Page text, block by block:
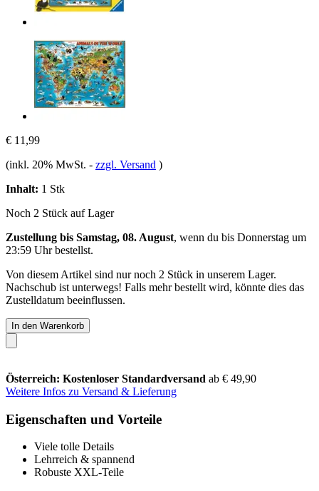
€ 11,99
(inkl. 20% MwSt. - zzgl. Versand )
Inhalt: 1 Stk
Noch 2 Stück auf Lager
Zustellung bis Samstag, 08. August, wenn du bis Donnerstag um
23:59 Uhrbestellst.
Von diesem Artikel sind nur noch 2 Stück in unserem Lager.
Nachschub ist unterwegs! Falls mehr bestellt wird, könnte dies das
Zustelldatum beeinflussen.
In den Warenkorb
Österreich: Kostenloser Standardversand ab € 49,90
Weitere Infos zu Versand & Lieferung
Eigenschaften und Vorteile
Viele tolle Details
Lehrreich & spannend
Robuste XXL-Teile